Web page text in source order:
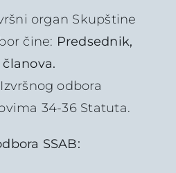
organ Skupštine
čine: Predsednik,
odbora
34-36 Statuta.
SSAB: